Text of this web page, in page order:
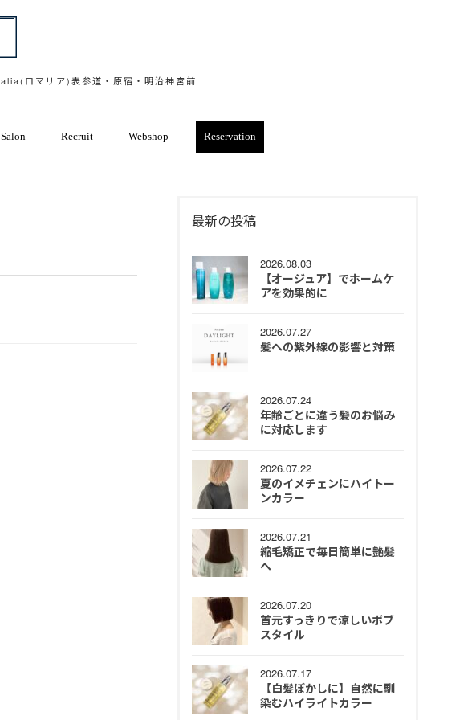
ロマリア)表参道・原宿・明治神宮前
Salon Recruit Webshop Reservation
最新の投稿
2026.08.03
【オージュア】でホームケ
アを効果的に
2026.07.27
髪への紫外線の影響と対策
2026.07.24
年齢ごとに違う髪のお悩み
に対応します
2026.07.22
夏のイメチェンにハイトー
ンカラー
2026.07.21
縮毛矯正で毎日簡単に艶髪
へ
2026.07.20
首元すっきりで涼しいボブ
スタイル
2026.07.17
【白髪ぼかしに】自然に馴
染むハイライトカラー